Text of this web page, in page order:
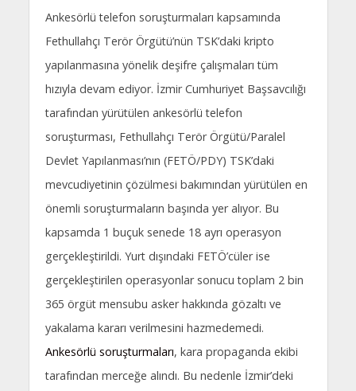
Ankesörlü telefon soruşturmaları kapsamında
Fethullahçı Terör Örgütü’nün TSK’daki kripto
yapılanmasına yönelik deşifre çalışmaları tüm
hızıyla devam ediyor. İzmir Cumhuriyet Başsavcılığı
tarafından yürütülen ankesörlü telefon
soruşturması, Fethullahçı Terör Örgütü/Paralel
Devlet Yapılanması’nın (FETÖ/PDY) TSK’daki
mevcudiyetinin çözülmesi bakımından yürütülen en
önemli soruşturmaların başında yer alıyor. Bu
kapsamda 1 buçuk senede 18 ayrı operasyon
gerçekleştirildi. Yurt dışındaki FETÖ’cüler ise
gerçekleştirilen operasyonlar sonucu toplam 2 bin
365 örgüt mensubu asker hakkında gözaltı ve
yakalama kararı verilmesini hazmedemedi.
Ankesörlü soruşturmaları, kara propaganda ekibi
tarafından merceğe alındı. Bu nedenle İzmir’deki